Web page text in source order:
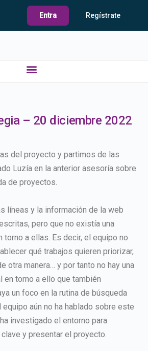
Entra Regístrate
– 20 diciembre 2022
del proyecto y partimos de las
Luzía en la anterior asesoría sobre
de proyectos.
líneas y la información de la web
pero que no existía una
torno a ellas. Es decir, el equipo no
qué trabajos quieren priorizar,
otra manera… y por tanto no hay una
en torno a ello que también
un foco en la rutina de búsqueda
aún no ha hablado sobre este
investigado el entorno para
y presentar el proyecto.